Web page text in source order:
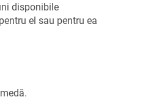
disponibile
el sau pentru ea